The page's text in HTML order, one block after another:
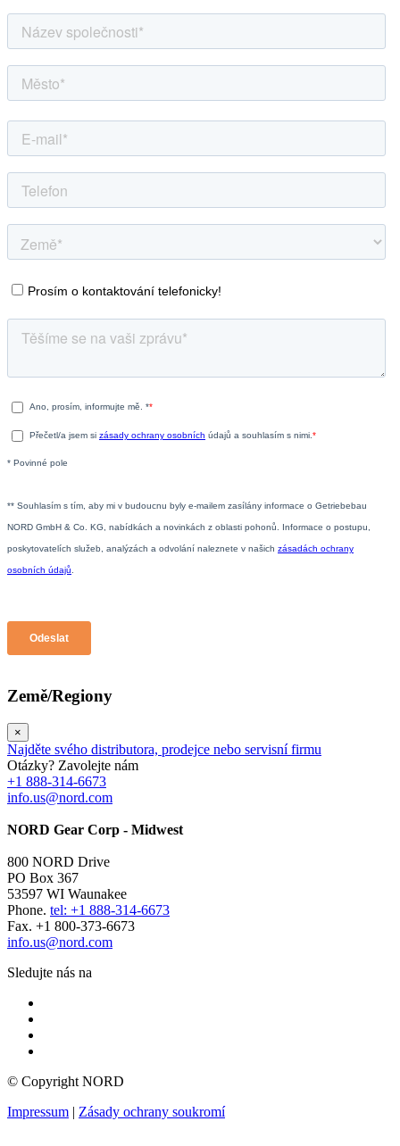
Země/Regiony
×
Najděte svého distributora, prodejce nebo servisní firmu
Otázky? Zavolejte nám
+1 888-314-6673
info.us@nord.com
NORD Gear Corp - Midwest
800 NORD Drive
PO Box 367
53597 WI Waunakee
Phone. tel: +1 888-314-6673
Fax. +1 800-373-6673
info.us@nord.com
Sledujte nás na
© Copyright NORD
Impressum | Zásady ochrany soukromí